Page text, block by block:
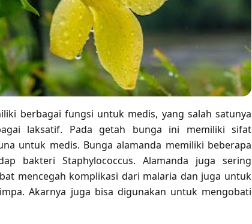
berbagai fungsi untuk medis, yang salah satunya
laksatif. Pada getah bunga ini memiliki sifat
untuk medis. Bunga alamanda memiliki beberapa
bakteri Staphylococcus. Alamanda juga sering
mencegah komplikasi dari malaria dan juga untuk
Akarnya juga bisa digunakan untuk mengobati